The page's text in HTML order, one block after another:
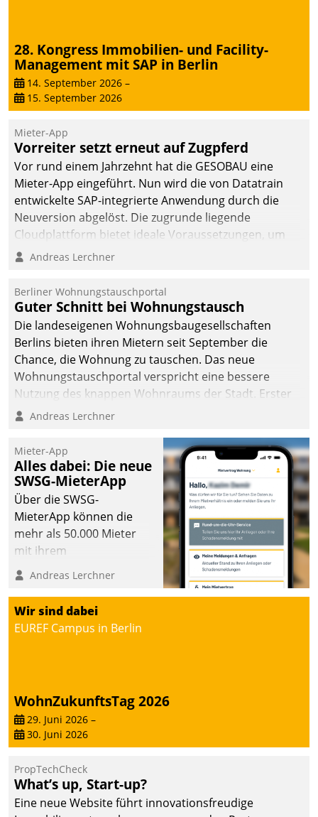
28. Kongress Immobilien- und Facility-
Management mit SAP in Berlin
14. September 2026 –
15. September 2026
Mieter-App
Vorreiter setzt erneut auf Zugpferd
Vor rund einem Jahrzehnt hat die GESOBAU eine
Mieter-App eingeführt. Nun wird die von Datatrain
entwickelte SAP-integrierte Anwendung durch die
Neuversion abgelöst. Die zugrunde liegende
Cloudplattform bietet ideale Voraussetzungen, um
die Funktionalität der App zu erweitern und weitere
integrieren.
Andreas Lerchner
Berliner Wohnungstauschportal
Guter Schnitt bei Wohnungstausch
Die landeseigenen Wohnungsbaugesellschaften
Berlins bieten ihren Mietern seit September die
Chance, die Wohnung zu tauschen. Das neue
Wohnungstauschportal verspricht eine bessere
Nutzung des knappen Wohnraums der Stadt. Erster
Anwendungsfall für Datatrains Lösung API-Hub mit
Unternehmen.
Andreas Lerchner
Mieter-App
Alles dabei: Die neue
SWSG-MieterApp
Über die SWSG-
MieterApp können die
mehr als 50.000 Mieter
mit ihrem
Wohnungsunternehmen
kommunizieren, auf dem
Laufenden bleiben, Daten
einsehen und ändern
oder
Andreas Lerchner
Wir sind dabei
EUREF Campus in Berlin
WohnZukunftsTag 2026
29. Juni 2026 –
30. Juni 2026
PropTechCheck
What’s up, Start-up?
Eine neue Website führt innovationsfreudige